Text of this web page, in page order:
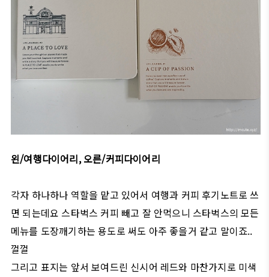
왼/여행다이어리, 오른/커피다이어리
각자 하나하나 역할을 맡고 있어서 여행과 커피 후기노트로 쓰
면 되는데요 스타벅스 커피 빼고 잘 안먹으니 스타벅스의 모든
메뉴를 도장깨기하는 용도로 써도 아주 좋을거 같고 말이죠..
껄껄
그리고 표지는 앞서 보여드린 신시어 레드와 마찬가지로 미색